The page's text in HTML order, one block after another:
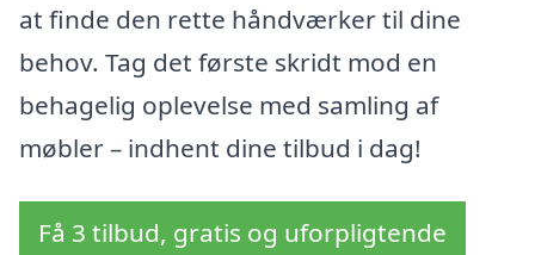
at finde den rette håndværker til dine
behov. Tag det første skridt mod en
behagelig oplevelse med samling af
møbler – indhent dine tilbud i dag!
Få 3 tilbud, gratis og uforpligtende